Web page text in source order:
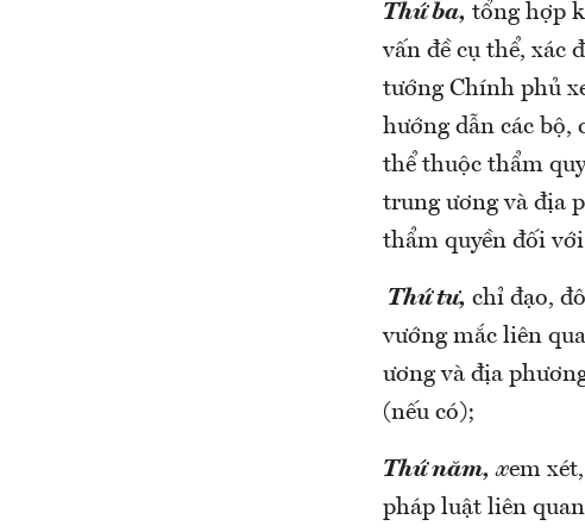
Thứ ba, tổng hợp
vấn đề cụ thể, xác
tướng Chính phủ
hướng dẫn các bộ,
thể thuộc thẩm
trung ương và địa
thẩm quyền đối
Thứ tư, chỉ đạo,
vướng mắc liên
ương và địa
(nếu có);
Thứ năm, xem
pháp luật liên